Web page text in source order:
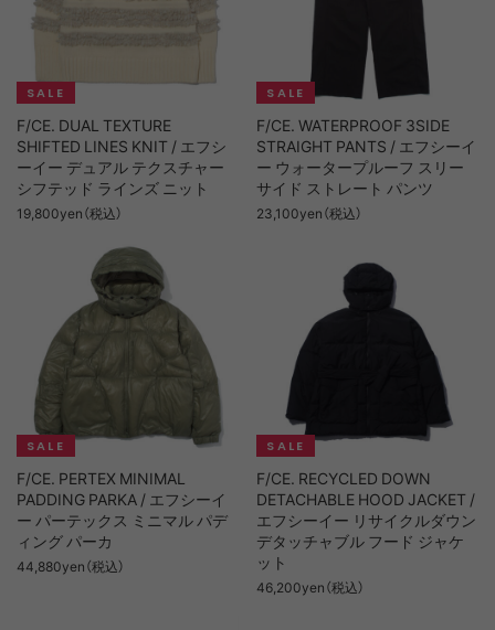
F/CE. DUAL TEXTURE
SHIFTED LINES KNIT / エフシ
ーイー デュアル テクスチャー
シフテッド ラインズ ニット
19,800yen（税込）
F/CE. WATERPROOF 3SIDE
STRAIGHT PANTS / エフシーイ
ー ウォータープルーフ スリー
サイド ストレート パンツ
23,100yen（税込）
F/CE. PERTEX MINIMAL
PADDING PARKA / エフシーイ
ー パーテックス ミニマル パデ
ィング パーカ
44,880yen（税込）
F/CE. RECYCLED DOWN
DETACHABLE HOOD JACKET /
エフシーイー リサイクルダウン
デタッチャブル フード ジャケ
ット
46,200yen（税込）